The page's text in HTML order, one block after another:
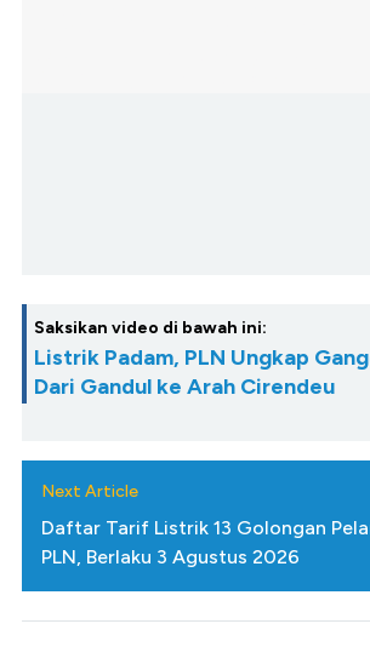
Saksikan video di bawah ini:
Listrik Padam, PLN Ungkap
Dari Gandul ke Arah Cirendeu
Next Article
Daftar Tarif Listrik 13 Golongan
PLN, Berlaku 3 Agustus 2026